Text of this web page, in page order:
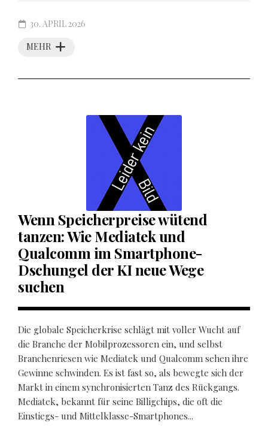
MEHR
30. APRIL 2026
Wenn Speicherpreise wütend
tanzen: Wie Mediatek und
Qualcomm im Smartphone-
Dschungel der KI neue Wege
suchen
Die globale Speicherkrise schlägt mit voller Wucht auf
die Branche der Mobilprozessoren ein, und selbst
Branchenriesen wie Mediatek und Qualcomm sehen ihre
Gewinne schwinden. Es ist fast so, als bewegte sich der
Markt in einem synchronisierten Tanz des Rückgangs.
Mediatek, bekannt für seine Billigchips, die oft die
Einstiegs- und Mittelklasse-Smartphones...